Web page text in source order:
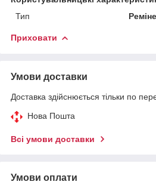
Тип
Приховати
Умови доставки
Доставка здійснюється тільки по
Нова Пошта
Всі умови доставки
Умови оплати